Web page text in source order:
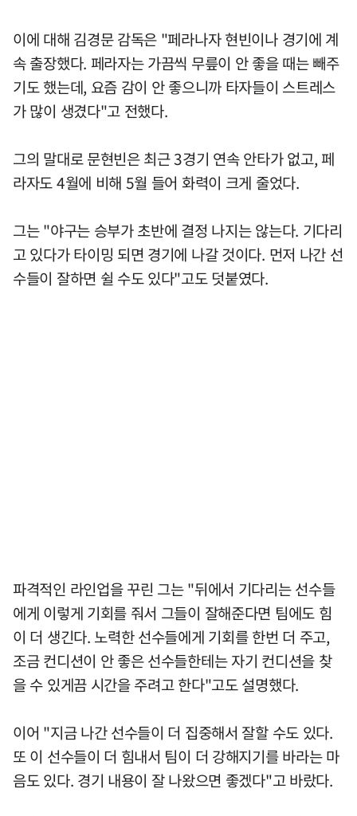
이에 대해 김경문 감독은 "페라나자 현빈이나 경기에 계
속 출장했다. 페라자는 가끔씩 무릎이 안 좋을 때는 빼주
기도 했는데, 요즘 감이 안 좋으니까 타자들이 스트레스
가 많이 생겼다"고 전했다.
그의 말대로 문현빈은 최근 3경기 연속 안타가 없고, 페
라자도 4월에 비해 5월 들어 화력이 크게 줄었다.
그는 "야구는 승부가 초반에 결정 나지는 않는다. 기다리
고 있다가 타이밍 되면 경기에 나갈 것이다. 먼저 나간 선
수들이 잘하면 쉴 수도 있다"고도 덧붙였다.
파격적인 라인업을 꾸린 그는 "뒤에서 기다리는 선수들
에게 이렇게 기회를 줘서 그들이 잘해준다면 팀에도 힘
이 더 생긴다. 노력한 선수들에게 기회를 한번 더 주고,
조금 컨디션이 안 좋은 선수들한테는 자기 컨디션을 찾
을 수 있게끔 시간을 주려고 한다"고도 설명했다.
이어 "지금 나간 선수들이 더 집중해서 잘할 수도 있다.
또 이 선수들이 더 힘내서 팀이 더 강해지기를 바라는 마
음도 있다. 경기 내용이 잘 나왔으면 좋겠다"고 바랐다.